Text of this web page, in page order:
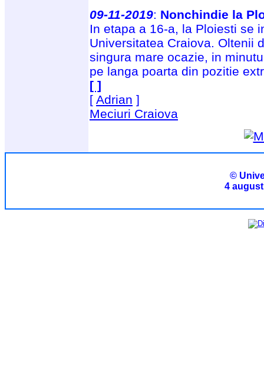
09-11-2019: Nonchindie la
In etapa a 16-a, la Ploiesti se
Universitatea Craiova. Oltenii
singura mare ocazie, in
pe langa poarta din pozitie
[ ]
[ Adrian ]
Meciuri Craiova
©
4